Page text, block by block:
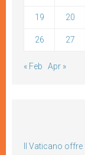
19 20
26 27
« Feb Apr »
Il Vaticano